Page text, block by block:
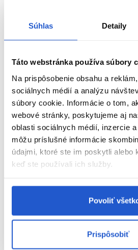
Súhlas Detaily
Táto webstránka používa súbory
Na prispôsobenie obsahu a
sociálnych médií a analýzu
súbory cookie. Informácie o tom,
webové stránky, poskytujeme aj
oblasti sociálnych médií, inzercie
môžu príslušné informácie
údajmi, ktoré ste im poskytli alebo
keď ste používali ich služby.
Povoliť
Prispôsobiť
Inebrya Smacchiatore krém na
farbení 150ml
Odstraňovač škvŕn je krém ideálny na
škvŕn, ktoré sa vytvorili na pokožke
bohatý na mikronizované kryštály.
Hlavné výhody:
Odstraňovač škvŕn na pokožke
Odstraňuje farebné škvrny z
Použitie: Namočte trochu vaty alebo